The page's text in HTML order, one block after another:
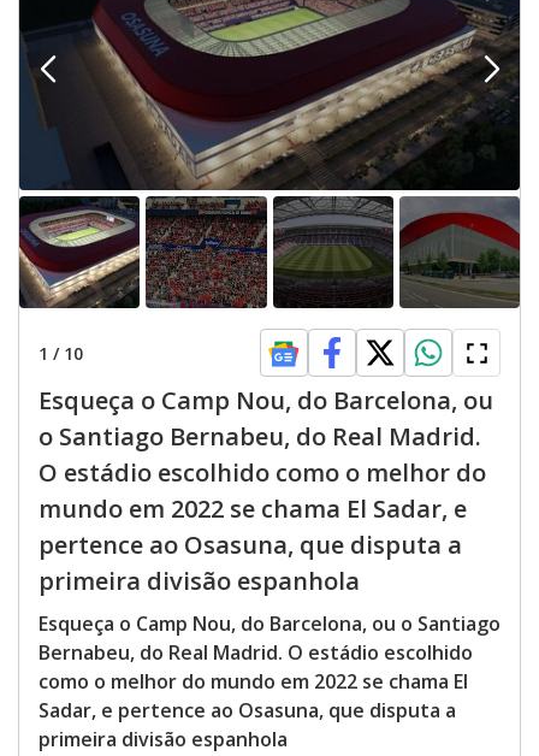
1 / 10
Esqueça o Camp Nou, do Barcelona, ou
o Santiago Bernabeu, do Real Madrid.
O estádio escolhido como o melhor do
mundo em 2022 se chama El Sadar, e
pertence ao Osasuna, que disputa a
primeira divisão espanhola
Esqueça o Camp Nou, do Barcelona, ou o Santiago
Bernabeu, do Real Madrid. O estádio escolhido
como o melhor do mundo em 2022 se chama El
Sadar, e pertence ao Osasuna, que disputa a
primeira divisão espanhola